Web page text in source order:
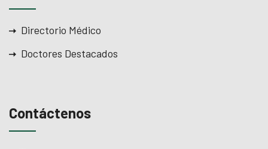
Directorio Médico
Doctores Destacados
Contáctenos